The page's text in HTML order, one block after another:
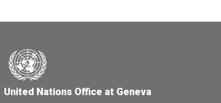
United Nations Office at Geneva